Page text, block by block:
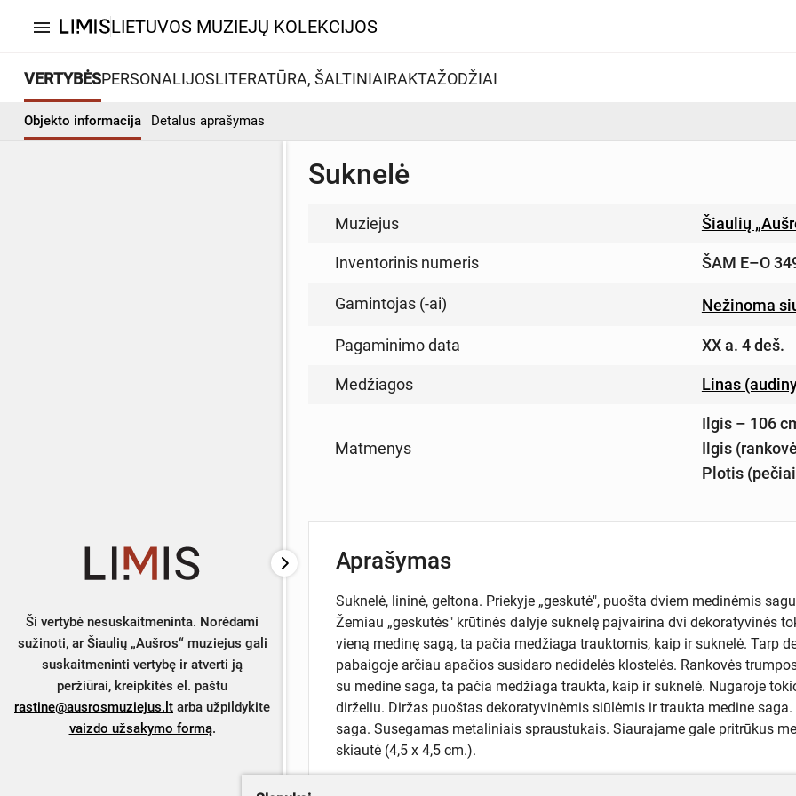
menu LIETUVOS MUZIEJŲ KOLEKCIJOS
VERTYBĖSPERSONALIJOSLITERATŪRA, ŠALTINIAIRAKTAŽODŽIAI
Objekto informacija Detalus aprašymas
Ši vertybė nesuskaitmeninta. Norėdami
sužinoti, ar Šiaulių „Aušros“ muziejus gali
suskaitmeninti vertybę ir atverti ją
peržiūrai, kreipkitės el. paštu
rastine@ausrosmuziejus.lt arba užpildykite
vaizdo užsakymo formą.
Suknelė
Muziejus Šiaulių
Inventorinis numeris ŠAM E–O
Gamintojas (-ai) Nežinoma
Pagaminimo data XX a. 4 deš.
Medžiagos Linas
Matmenys
Ilgis – 106
Ilgis
Plotis
Aprašymas
Suknelė, lininė, geltona. Priekyje „geskutė", puošta dviem medinėmis
Žemiau „geskutės" krūtinės dalyje suknelę paįvairina dvi dekoratyvinės
vieną medinę sagą, ta pačia medžiaga trauktomis, kaip ir suknelė. Tarp
pabaigoje arčiau apačios susidaro nedidelės klostelės. Rankovės
su medine saga, ta pačia medžiaga traukta, kaip ir suknelė. Nugaroje
dirželiu. Diržas puoštas dekoratyvinėmis siūlėmis ir traukta medine
saga. Susegamas metaliniais spraustukais. Siaurajame gale pritrūkus
skiautė (4,5 x 4,5 cm.).